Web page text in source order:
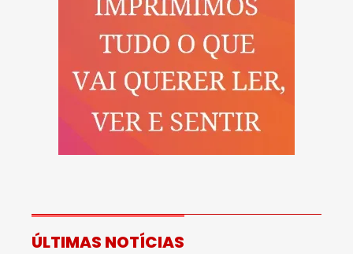
ÚLTIMAS NOTÍCIAS